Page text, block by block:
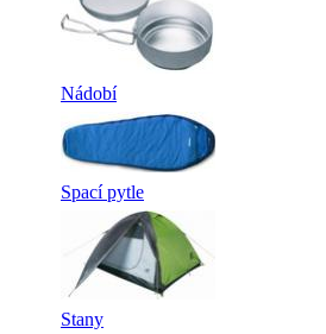
Nádobí
Spací pytle
Stany